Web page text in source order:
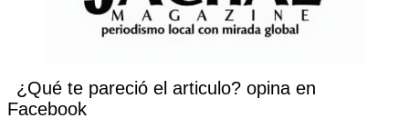
¿Qué te pareció el articulo? opina en
Facebook